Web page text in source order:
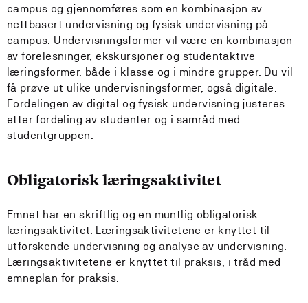
campus og gjennomføres som en kombinasjon av
nettbasert undervisning og fysisk undervisning på
campus. Undervisningsformer vil være en kombinasjon
av forelesninger, ekskursjoner og studentaktive
læringsformer, både i klasse og i mindre grupper. Du vil
få prøve ut ulike undervisningsformer, også digitale.
Fordelingen av digital og fysisk undervisning justeres
etter fordeling av studenter og i samråd med
studentgruppen.
Obligatorisk læringsaktivitet
Emnet har en skriftlig og en muntlig obligatorisk
læringsaktivitet. Læringsaktivitetene er knyttet til
utforskende undervisning og analyse av undervisning.
Læringsaktivitetene er knyttet til praksis, i tråd med
emneplan for praksis.